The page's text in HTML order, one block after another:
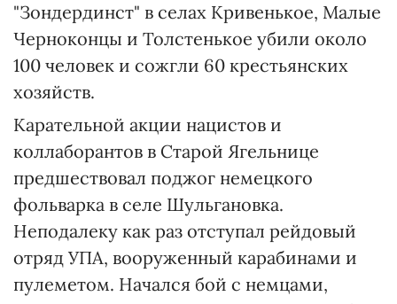
"Зондердинст" в селах Кривенькое, Малые
Черноконцы и Толстенькое убили около
100 человек и сожгли 60 крестьянских
хозяйств.
Карательной акции нацистов и
коллаборантов в Старой Ягельнице
предшествовал поджог немецкого
фольварка в селе Шульгановка.
Неподалеку как раз отступал рейдовый
отряд УПА, вооруженный карабинами и
пулеметом. Начался бой с немцами,